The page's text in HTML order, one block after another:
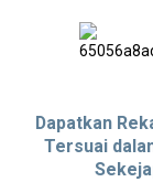
Dapatkan
Tersuai